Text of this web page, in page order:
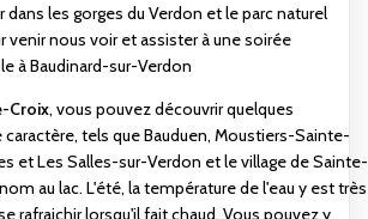
les gorges du Verdon et le parc naturel
venir nous voir et assister à une soirée
àBaudinard-sur-Verdon
Croix, vous pouvez découvrir quelques
tels queBauduen, Moustiers-Sainte-
etLes Salles-sur-Verdon et le village de Sainte-
au lac. L'été, la température de l'eau y est très
rafraichir lorsqu'il fait chaud. Vous pouvez y